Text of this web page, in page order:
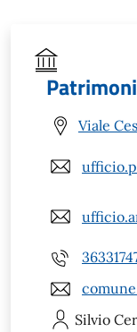
Viale
Silvio